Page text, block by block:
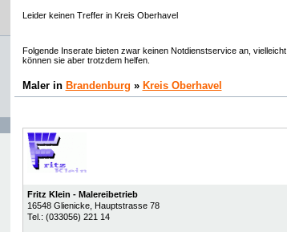
Leider keinen Treffer in Kreis Oberhavel
Folgende Inserate bieten zwar keinen Notdienstservice an, vielleicht
können sie aber trotzdem helfen.
Maler in Brandenburg » Kreis Oberhavel
Fritz Klein - Malereibetrieb
16548 Glienicke, Hauptstrasse 78
Tel.: (033056) 221 14